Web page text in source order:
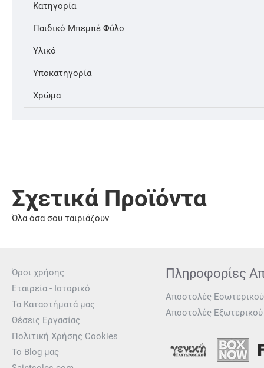
Κατηγορία
Παιδικό Μπεμπέ Φύλο
Υλικό
Υποκατηγορία
Χρώμα
Σχετικά Προϊόντα
Όλα όσα σου ταιριάζουν
Όροι χρήσης
Εταιρεία - Ιστορικό
Τα Καταστήματά μας
Θέσεις Εργασίας
Πολιτική Χρήσης Cookies
Το Blog μας
Πληροφορίες
Αποστολές Εσωτερικού
Αποστολές Εξωτερικού